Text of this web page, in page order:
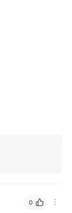
일부 변경될 수 있습니다.
이스트루 닭고기
0